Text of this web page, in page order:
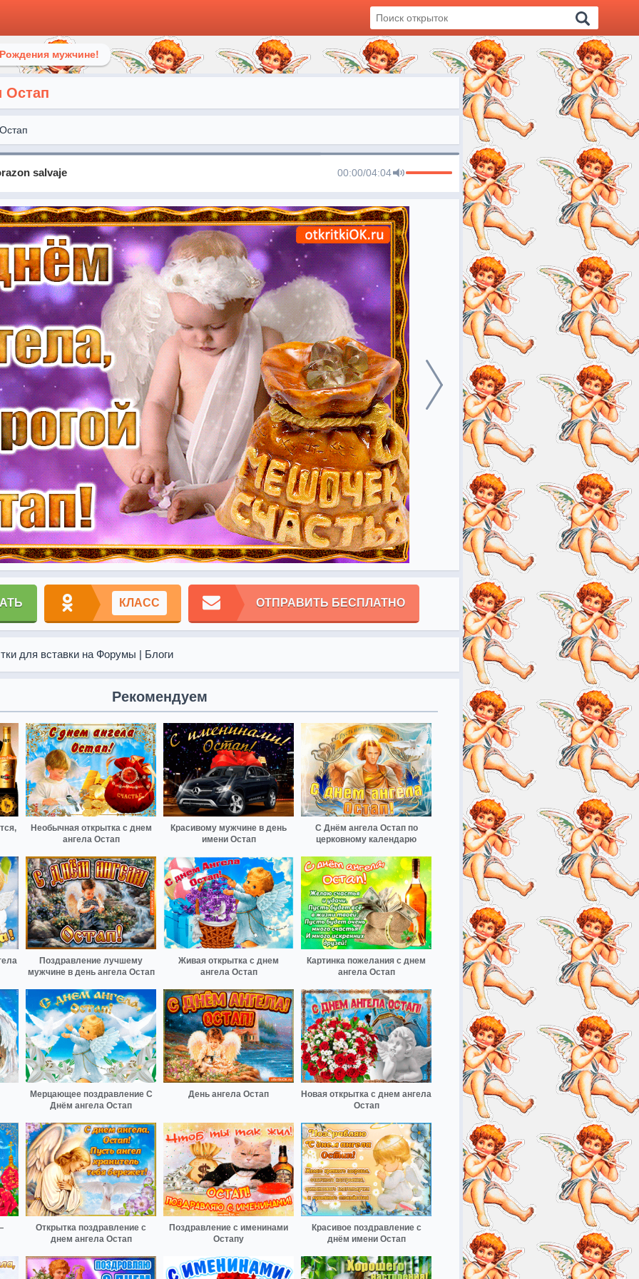
мужчине!
Остап
Остап
salvaje 00:00/04:04
КЛАСС ОТПРАВИТЬ БЕСПЛАТНО
для вставки на Форумы | Блоги
Рекомендуем
Необычная открытка с днем
ангела Остап
Красивому мужчине в день
имени Остап
С Днём ангела Остап по
церковному календарю
Поздравление лучшему
мужчине в день ангела Остап
Живая открытка с днем
ангела Остап
Картинка пожелания с днем
ангела Остап
Мерцающее поздравление С
Днём ангела Остап
День ангела Остап
Новая открытка с днем ангела
Остап
Открытка поздравление с
днем ангела Остап
Поздравление с именинами
Остапу
Красивое поздравление с
днём имени Остап